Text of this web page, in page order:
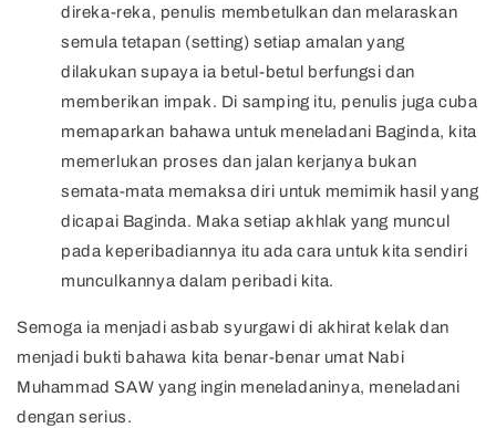
direka-reka, penulis membetulkan dan melaraskan
semula tetapan (setting) setiap amalan yang
dilakukan supaya ia betul-betul berfungsi dan
memberikan impak. Di samping itu, penulis juga cuba
memaparkan bahawa untuk meneladani Baginda, kita
memerlukan proses dan jalan kerjanya bukan
semata-mata memaksa diri untuk memimik hasil yang
dicapai Baginda. Maka setiap akhlak yang muncul
pada keperibadiannya itu ada cara untuk kita sendiri
munculkannya dalam peribadi kita.
Semoga ia menjadi asbab syurgawi di akhirat kelak dan
menjadi bukti bahawa kita benar-benar umat Nabi
Muhammad SAW yang ingin meneladaninya, meneladani
dengan serius.